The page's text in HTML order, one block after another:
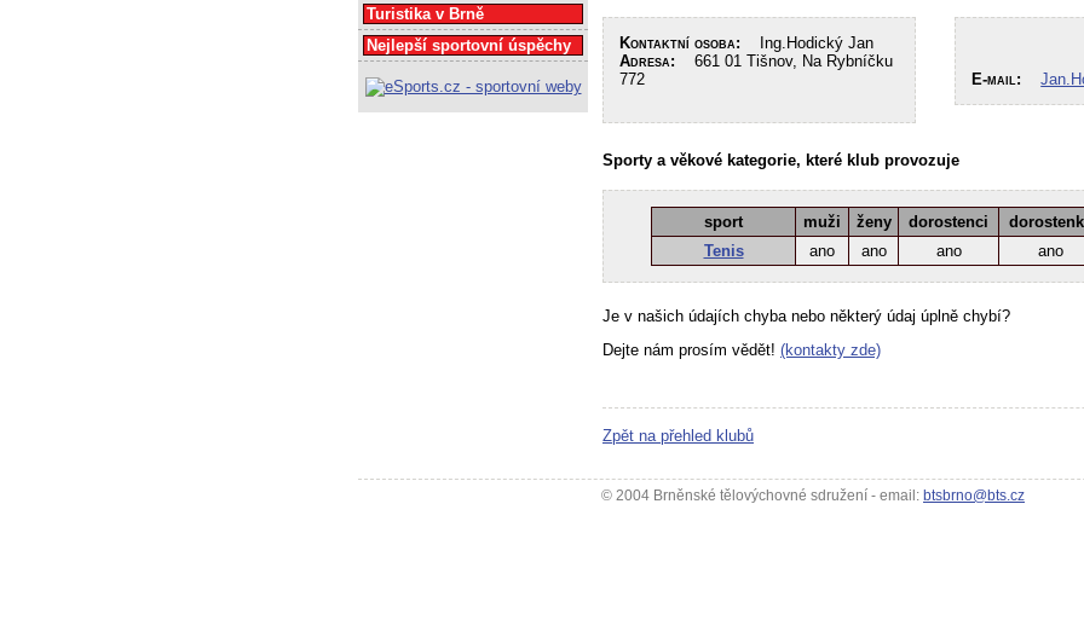
Kontaktní osoba: Ing.Hodický Jan
Adresa: 661 01 Tišnov, Na Rybníčku
772
E-mail:
Sporty a věkové kategorie, které klub provozuje
sport muži ženy dorostenci
Tenis
ano ano ano ano
Je v našich údajích chyba nebo některý údaj úplně chybí?
Dejte nám prosím vědět! (kontakty zde)
Zpět na přehled klubů
Turistika v Brně
Nejlepší sportovní úspěchy
© 2004 Brněnské tělovýchovné sdružení - email: btsbrno@bts.cz